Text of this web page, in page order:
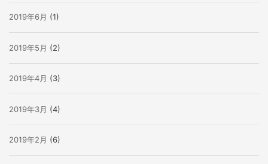
2019年6月 (1)
2019年5月 (2)
2019年4月 (3)
2019年3月 (4)
2019年2月 (6)